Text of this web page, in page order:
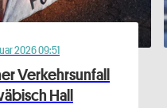
2026 09:51
Verkehrsunfall
Hall